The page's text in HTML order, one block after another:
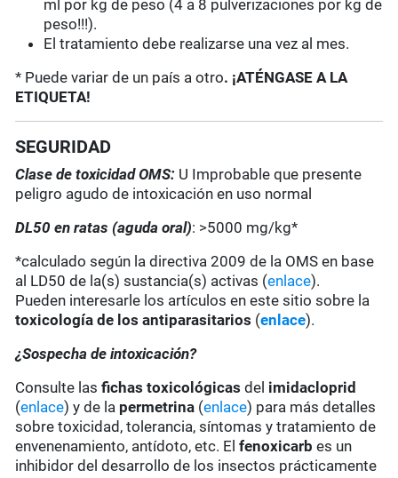
ml por kg de peso (4 a 8 pulverizaciones por kg de
peso!!!).
El tratamiento debe realizarse una vez al mes.
* Puede variar de un país a otro. ¡ATÉNGASE A LA
ETIQUETA!
SEGURIDAD
Clase de toxicidad OMS: U Improbable que presente
peligro agudo de intoxicación en uso normal
DL50 en ratas (aguda oral): >5000 mg/kg*
*calculado según la directiva 2009 de la OMS en base
al LD50 de la(s) sustancia(s) activas (enlace).
Pueden interesarle los artículos en este sitio sobre la
toxicología de los antiparasitarios (enlace).
¿Sospecha de intoxicación?
Consulte lasfichas toxicológicas del imidacloprid
(enlace) y de la permetrina (enlace) para más detalles
sobre toxicidad, tolerancia, síntomas y tratamiento de
envenenamiento, antídoto, etc. Elfenoxicarb es un
inhibidor del desarrollo de los insectos prácticamente